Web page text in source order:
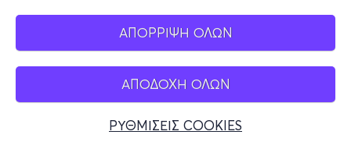
ΑΠΟΡΡΙΨΗ ΟΛΩΝ
ΑΠΟΔΟΧΗ ΟΛΩΝ
ΡΥΘΜΙΣΕΙΣ COOKIES